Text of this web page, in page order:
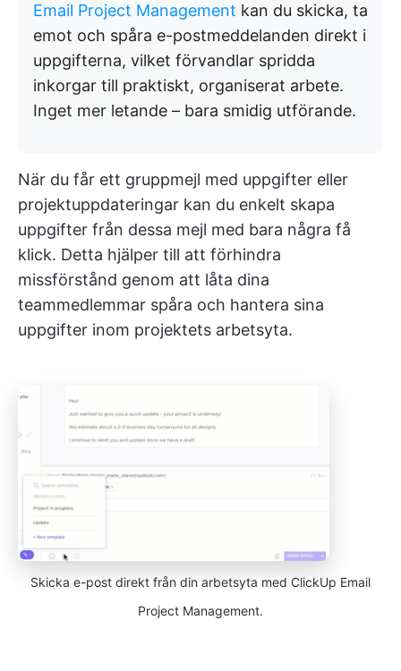
Email Project Management kan du skicka, ta
emot och spåra e-postmeddelanden direkt i
uppgifterna, vilket förvandlar spridda
inkorgar till praktiskt, organiserat arbete.
Inget mer letande – bara smidig utförande.
När du får ett gruppmejl med uppgifter eller
projektuppdateringar kan du enkelt skapa
uppgifter från dessa mejl med bara några få
klick. Detta hjälper till att förhindra
missförstånd genom att låta dina
teammedlemmar spåra och hantera sina
uppgifter inom projektets arbetsyta.
Skicka e-post direkt från din arbetsyta med ClickUp Email
Project Management.